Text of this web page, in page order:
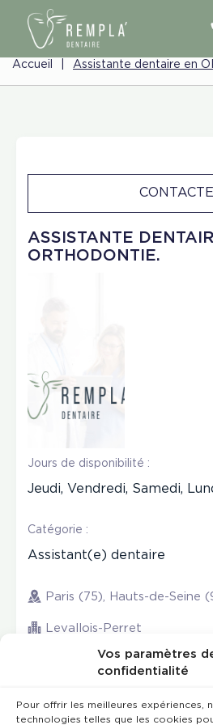
Vos paramètres
confidentialité
Pour offrir les meilleures expériences,
technologies telles que les cookies
Accueil Assistante dentaire en
ASSISTANTE
ORTHODONTIE.
Jours de disponibilité :
Jeudi, Vendredi, Samedi,
Catégorie :
Assistant(e) dentaire
Paris (75), Hauts-de-Seine
Levallois-Perret